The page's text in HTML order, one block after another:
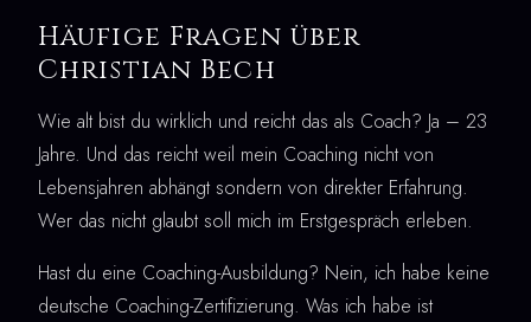
Häufige Fragen über
Christian Bech
Wie alt bist du wirklich und reicht das als Coach? Ja – 23
Jahre. Und das reicht weil mein Coaching nicht von
Lebensjahren abhängt sondern von direkter Erfahrung.
Wer das nicht glaubt soll mich im Erstgespräch erleben.
Hast du eine Coaching-Ausbildung? Nein, ich habe keine
deutsche Coaching-Zertifizierung. Was ich habe ist